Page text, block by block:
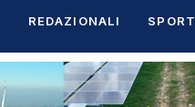
REDAZIONALI SPORT